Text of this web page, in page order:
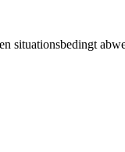
situationsbedingt